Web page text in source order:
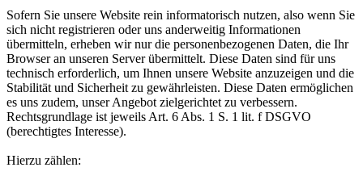
Sofern Sie unsere Website rein informatorisch nutzen, also wenn Sie
sich nicht registrieren oder uns anderweitig Informationen
übermitteln, erheben wir nur die personenbezogenen Daten, die Ihr
Browser an unseren Server übermittelt. Diese Daten sind für uns
technisch erforderlich, um Ihnen unsere Website anzuzeigen und die
Stabilität und Sicherheit zu gewährleisten. Diese Daten ermöglichen
es uns zudem, unser Angebot zielgerichtet zu verbessern.
Rechtsgrundlage ist jeweils Art. 6 Abs. 1 S. 1 lit. f DSGVO
(berechtigtes Interesse).
Hierzu zählen: